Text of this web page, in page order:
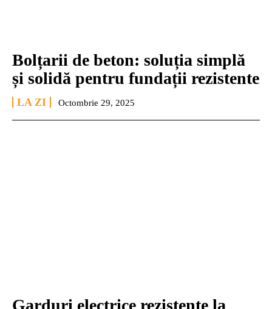
Bolțarii de beton: soluția simplă
și solidă pentru fundații rezistente
LA ZI Octombrie 29, 2025